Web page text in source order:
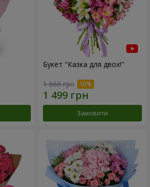
Букет "Казка для двох!"
1 666 грн
Замовити